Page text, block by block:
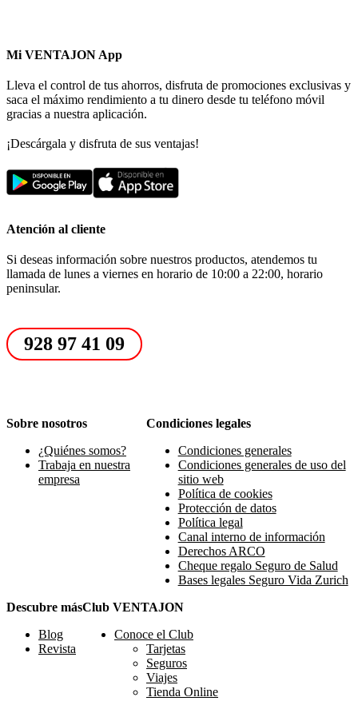
Mi VENTAJON App
Lleva el control de tus ahorros, disfruta de promociones exclusivas y
saca el máximo rendimiento a tu dinero desde tu teléfono móvil
gracias a nuestra aplicación.
¡Descárgala y disfruta de sus ventajas!
Atención al cliente
Si deseas información sobre nuestros productos, atendemos tu
llamada de lunes a viernes en horario de 10:00 a 22:00, horario
peninsular.
928 97 41 09
Sobre nosotros
¿Quiénes somos?
Trabaja en nuestra
empresa
Condiciones legales
Condiciones generales
Condiciones generales de uso del
sitio web
Política de cookies
Protección de datos
Política legal
Canal interno de información
Derechos ARCO
Cheque regalo Seguro de Salud
Bases legales Seguro Vida Zurich
Descubre más
Blog
Revista
Club VENTAJON
Conoce el Club
Tarjetas
Seguros
Viajes
Tienda Online